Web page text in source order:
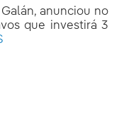
anunciou no
que investirá 3